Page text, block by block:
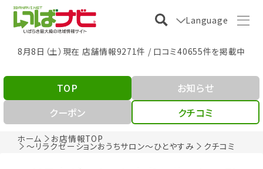
Language
8月8日（土）現在 店舗情報9271件 / 口コミ40655件を掲載中
ホーム お店情報TOP
～リラクゼーションおうちサロン～ひとやすみ クチコミ
TOP
お知らせ
クーポン
クチコミ